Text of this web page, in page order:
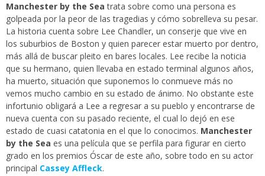
Manchester by the Seatrata sobre como una persona es
golpeada por la peor de las tragedias y cómo sobrelleva su pesar.
La historia cuenta sobre Lee Chandler, un conserje que vive en
los suburbios de Boston y quien parecer estar muerto por dentro,
más allá de buscar pleito en bares locales. Lee recibe la noticia
que su hermano, quien llevaba en estado terminal algunos años,
ha muerto, situación que suponemos lo conmueve más no
vemos mucho cambio en su estado de ánimo. No obstante este
infortunio obligará a Lee a regresar a su pueblo y encontrarse de
nueva cuenta con su pasado reciente, el cual lo dejó en ese
estado de cuasi catatonia en el que lo conocimos. Manchester
by the Sea es una película que se perfila para figurar en cierto
grado en los premios Óscar de este año, sobre todo en su actor
principal Cassey Affleck.